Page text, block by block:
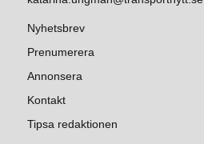
Nyhetsbrev
Prenumerera
Annonsera
Kontakt
Tipsa redaktionen